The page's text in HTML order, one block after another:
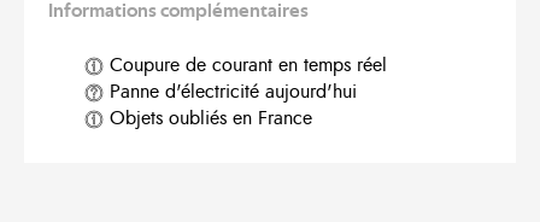
Informations complémentaires
Coupure de courant en temps réel
Panne d'électricité aujourd'hui
Objets oubliés en France